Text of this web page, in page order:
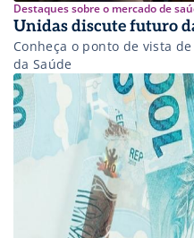
Destaques sobre o mercado de
Unidas discute futuro
Conheça o ponto de vista
da Saúde